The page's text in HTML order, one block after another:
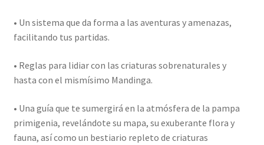
• Un sistema que da forma a las aventuras y amenazas,
facilitando tus partidas.
• Reglas para lidiar con las criaturas sobrenaturales y
hasta con el mismísimo Mandinga.
• Una guía que te sumergirá en la atmósfera de la pampa
primigenia, revelándote su mapa, su exuberante flora y
fauna, así como un bestiario repleto de criaturas